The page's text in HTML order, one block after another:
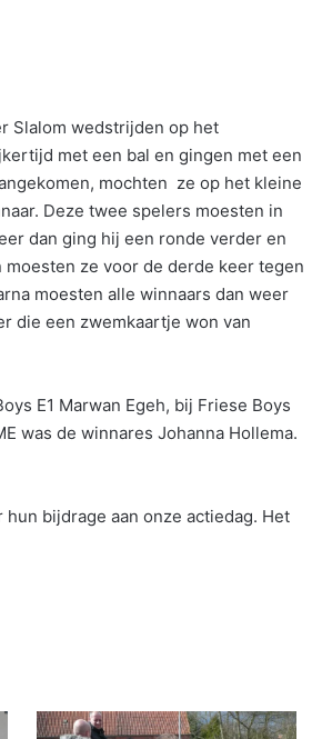
Slalom wedstrijden op het
met een bal en gingen met een
mochten ze op het kleine
Deze twee spelers moesten in
dan ging hij een ronde verder en
ze voor de derde keer tegen
moesten alle winnaars dan weer
die een zwemkaartje won van
E1 Marwan Egeh, bij Friese Boys
was de winnares Johanna Hollema.
bijdrage aan onze actiedag. Het